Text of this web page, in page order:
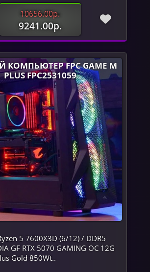
10656.00р.
9241.00р.
КОМПЬЮТЕР FPC GAME M
PLUS FPC2531059
5 7600X3D (6/12) / DDR5
GF RTX 5070 GAMING OC 12G
Gold 850Wt..